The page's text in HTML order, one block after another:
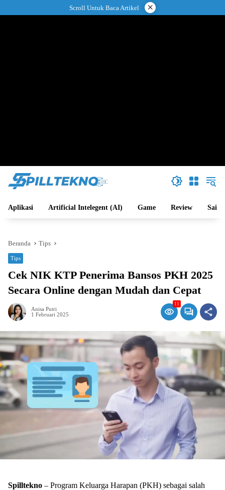
ke
Scroll Untuk Baca Artikel ×
Aplikasi Artificial Intelegent (AI) Game Review Sains
Beranda Tips
Tips
Cek NIK KTP Penerima Bansos PKH 2025
Secara Online dengan Mudah dan Cepat
Anisa Putri
1 Februari 2025
11
Spilltekno – Program Keluarga Harapan (PKH) sebagai salah